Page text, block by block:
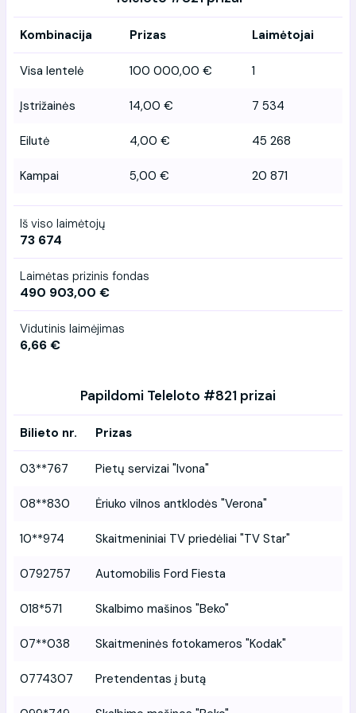
Kombinacija Prizas Laimėtojai
Visa lentelė 100 000,00 € 1
Įstrižainės 14,00 € 7 534
Eilutė 4,00 € 45 268
Kampai 5,00 € 20 871
Iš viso laimėtojų
73 674
Laimėtas prizinis fondas
490 903,00 €
Vidutinis laimėjimas
6,66 €
Papildomi Teleloto #821 prizai
Bilieto nr. Prizas
03**767 Pietų servizai "Ivona"
08**830 Ėriuko vilnos antklodės "Verona"
10**974 Skaitmeniniai TV priedėliai "TV Star"
0792757 Automobilis Ford Fiesta
018*571 Skalbimo mašinos "Beko"
07**038 Skaitmeninės fotokameros "Kodak"
0774307 Pretendentas į butą